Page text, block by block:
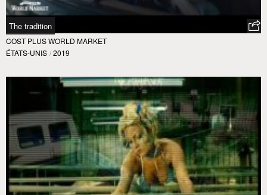
The tradition
COST PLUS WORLD MARKET
ÉTATS-UNIS / 2019